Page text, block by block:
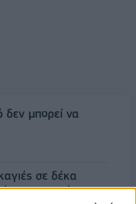
μπορεί να
σε δέκα
μηχανισμός